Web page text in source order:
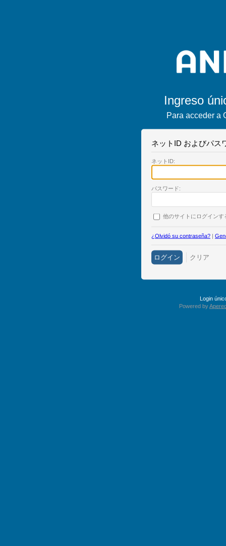
Ingreso
Para acceder a
ネットID およびパス
ネットID:
パスワード:
他のサイトにログインす
¿Olvidó su contraseña? |
Login
Powered by